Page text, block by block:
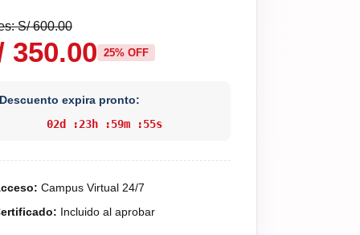
S/ 600.00
350.00 25% OFF
Descuento expira pronto:
02d :23h :59m :54s
Campus Virtual 24/7
Incluido al aprobar